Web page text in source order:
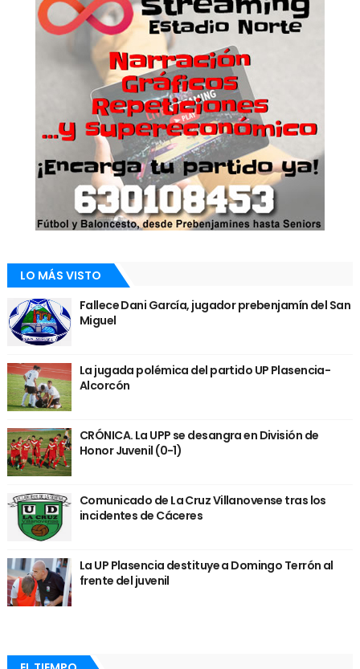
LO MÁS VISTO
Fallece Dani García, jugador prebenjamín del San
Miguel
La jugada polémica del partido UP Plasencia-
Alcorcón
CRÓNICA. La UPP se desangra en División de
Honor Juvenil (0-1)
Comunicado de La Cruz Villanovense tras los
incidentes de Cáceres
La UP Plasencia destituye a Domingo Terrón al
frente del juvenil